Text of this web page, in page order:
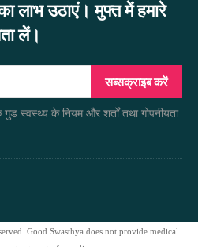
लाभ उठाएं। मुफ्त में हमारे
लें।
सब्सक्राइब करें
स्वस्थ्य के नियम और शर्तों तथा गोपनीयता
Good Swasthya does not provide medical